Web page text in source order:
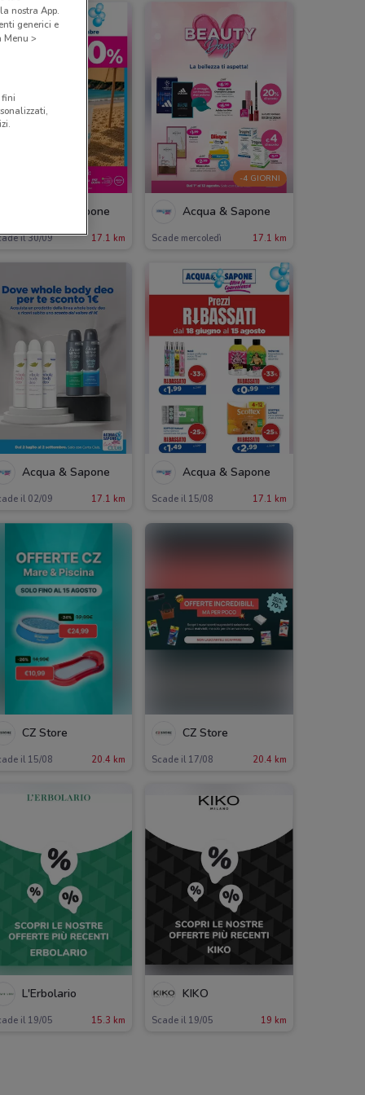
Acqua & Sapone
il 30/09 17.1 km
-4 GIORNI
Acqua & Sapone
Scade mercoledì 17.1 km
Acqua & Sapone
il 02/09 17.1 km
Acqua & Sapone
Scade il 15/08 17.1 km
CZ Store
il 15/08 20.4 km
CZ Store
Scade il 17/08 20.4 km
L'Erbolario
il 19/05 15.3 km
KIKO
Scade il 19/05 19 km
nostra App.
generici e
Menu >
fini